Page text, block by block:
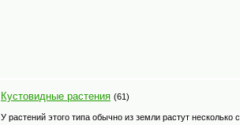
Кустовидные растения (61)
У растений этого типа обычно из земли растут